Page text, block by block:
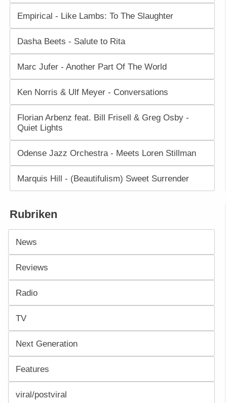
Empirical - Like Lambs: To The Slaughter
Dasha Beets - Salute to Rita
Marc Jufer - Another Part Of The World
Ken Norris & Ulf Meyer - Conversations
Florian Arbenz feat. Bill Frisell & Greg Osby -
Quiet Lights
Odense Jazz Orchestra - Meets Loren Stillman
Marquis Hill - (Beautifulism) Sweet Surrender
Rubriken
News
Reviews
Radio
TV
Next Generation
Features
viral/postviral